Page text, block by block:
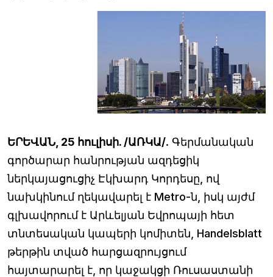
ԵՐԵՎԱՆ, 25 հուլիսի. /ԱՌԿԱ/. Գերմանական
գործարար հանրության ազդեցիկ
ներկայացուցիչ Էկխարդ Կորդեսը, ով
նախկինում ղեկավարել է Metro-ն, իսկ այժմ
գլխավորում է Արևելյան Եվրոպայի հետ
տնտեսական կապերի կոմիտեն, Handelsblatt
թերթին տված հարցազրույցում
հայտարարել է, որ կաջակցի Ռուսաստանի